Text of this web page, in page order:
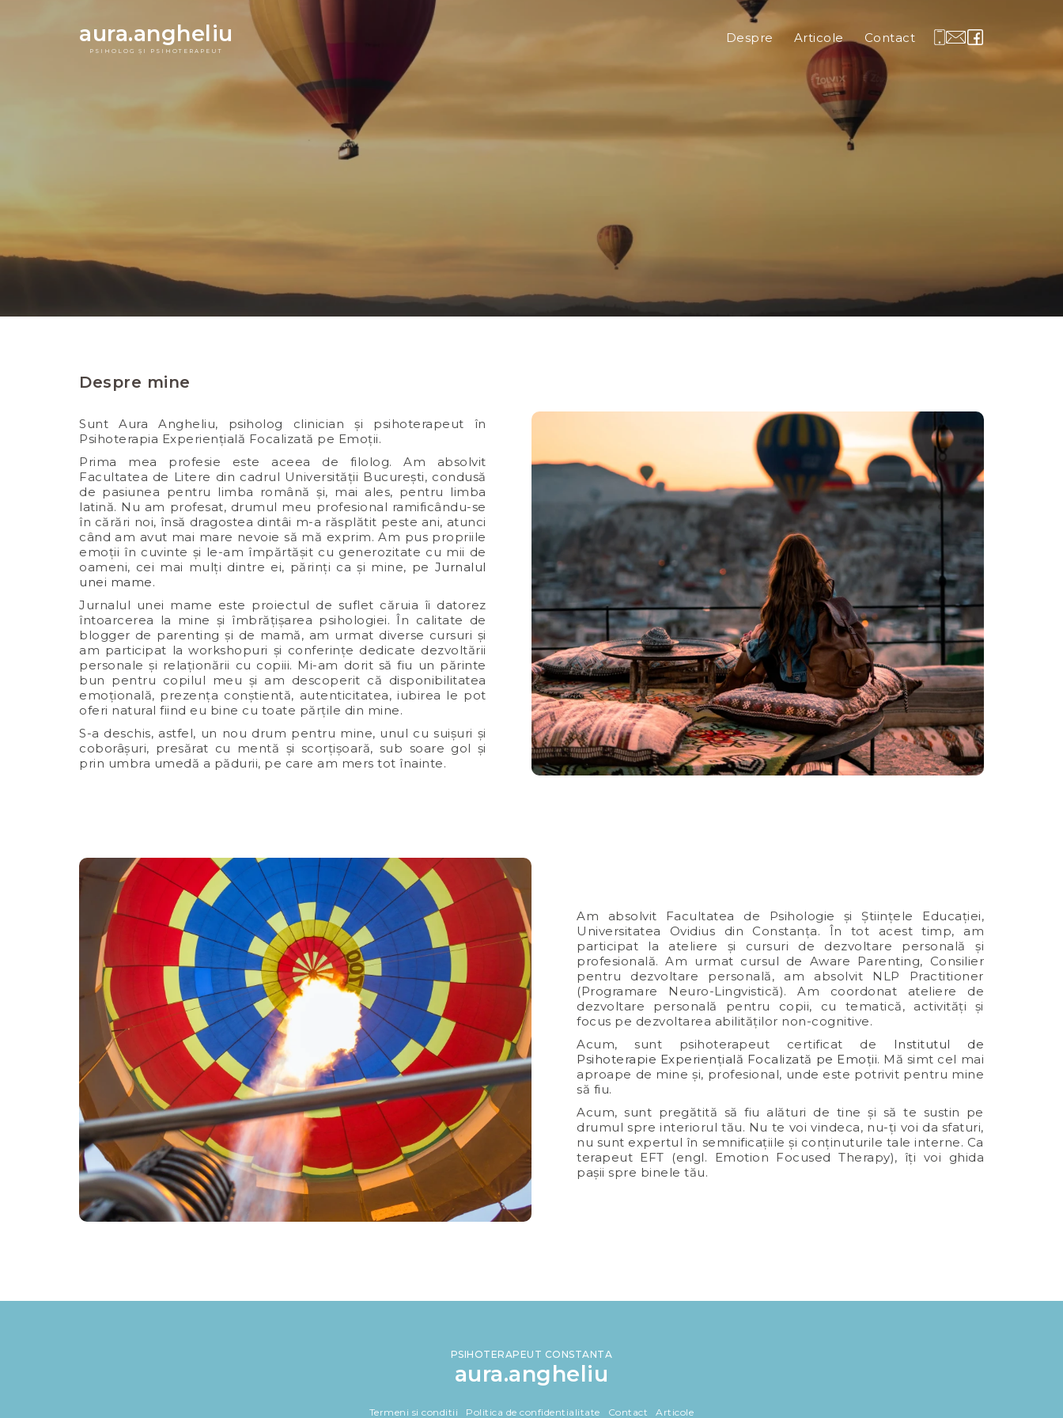
About - psihoterapie Constanța
aura.angheliu
PSIHOLOG ȘI PSIHOTERAPEUT
Despre Articole Contact
Despre mine
Sunt Aura Angheliu, psiholog clinician și psihoterapeut în
Psihoterapia Experiențială Focalizată pe Emoții.
Prima mea profesie este aceea de filolog. Am absolvit
Facultatea de Litere din cadrul Universității București, condusă
de pasiunea pentru limba română și, mai ales, pentru limba
latină. Nu am profesat, drumul meu profesional ramificându-se
în cărări noi, însă dragostea dintâi m-a răsplătit peste ani, atunci
când am avut mai mare nevoie să mă exprim. Am pus propriile
emoții în cuvinte și le-am împărtășit cu generozitate cu mii de
oameni, cei mai mulți dintre ei, părinți ca și mine, pe Jurnalul
unei mame.
Jurnalul unei mame este proiectul de suflet căruia îi datorez
întoarcerea la mine și îmbrățișarea psihologiei. În calitate de
blogger de parenting și de mamă, am urmat diverse cursuri și
am participat la workshopuri și conferințe dedicate dezvoltării
personale și relaționării cu copiii. Mi-am dorit să fiu un părinte
bun pentru copilul meu și am descoperit că disponibilitatea
emoțională, prezența conștientă, autenticitatea, iubirea le pot
oferi natural fiind eu bine cu toate părțile din mine.
S-a deschis, astfel, un nou drum pentru mine, unul cu suișuri și
coborâșuri, presărat cu mentă și scorțișoară, sub soare gol și
prin umbra umedă a pădurii, pe care am mers tot înainte.
Am absolvit Facultatea de Psihologie și Științele Educației,
Universitatea Ovidius din Constanța. În tot acest timp, am
participat la ateliere și cursuri de dezvoltare personală și
profesională. Am urmat cursul de Aware Parenting, Consilier
pentru dezvoltare personală, am absolvit NLP Practitioner
(Programare Neuro-Lingvistică). Am coordonat ateliere de
dezvoltare personală pentru copii, cu tematică, activități și
focus pe dezvoltarea abilităților non-cognitive.
Acum, sunt psihoterapeut certificat de Institutul de
Psihoterapie Experiențială Focalizată pe Emoții. Mă simt cel mai
aproape de mine și, profesional, unde este potrivit pentru mine
să fiu.
Acum, sunt pregătită să fiu alături de tine și să te sustin pe
drumul spre interiorul tău. Nu te voi vindeca, nu-ți voi da sfaturi,
nu sunt expertul în semnificațiile și conținuturile tale interne. Ca
terapeut EFT (engl. Emotion Focused Therapy), îți voi ghida
pașii spre binele tău.
PSIHOTERAPEUT CONSTANTA
aura.angheliu
Termeni si conditii Politica de confidentialitate Contact Articole